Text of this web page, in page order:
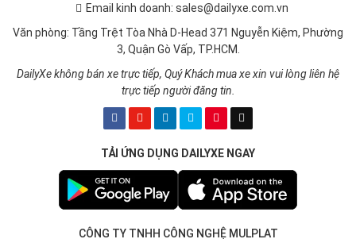
Email kinh doanh: sales@dailyxe.com.vn
Văn phòng: Tầng Trệt Tòa Nhà D-Head 371 Nguyễn Kiệm, Phường
3, Quận Gò Vấp, TP.HCM.
DailyXe không bán xe trực tiếp, Quý Khách mua xe xin vui lòng liên hệ
trực tiếp người đăng tin.
TẢI ỨNG DỤNG DAILYXE NGAY
CÔNG TY TNHH CÔNG NGHỆ MULPLAT